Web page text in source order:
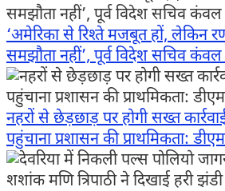
‘अमेरिका से रिश्ते मजबूत हों, लेकिन
समझौता नहीं’, पूर्व विदेश सचिव
नहरों से छेड़छाड़ पर होगी सख्त
पहुंचाना प्रशासन की प्राथमिकता: